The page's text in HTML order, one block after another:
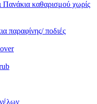
Πανάκια καθαρισμού χωρίς
παραφίνης/ ποδιές